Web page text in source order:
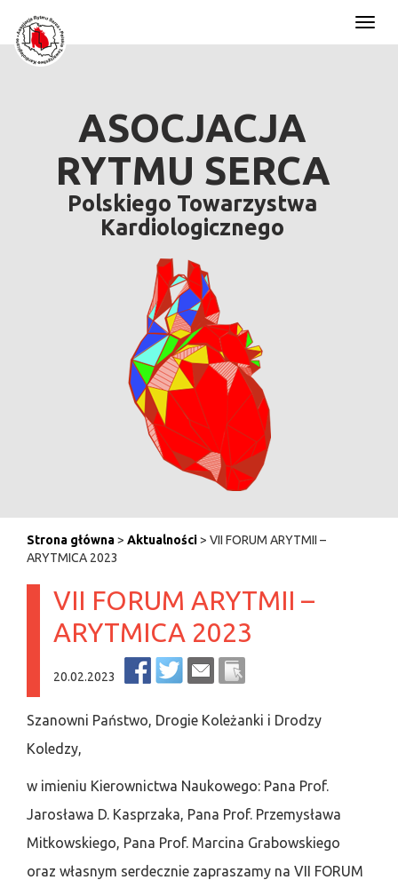
ASOCJACJA
RYTMU SERCA
Polskiego Towarzystwa
Kardiologicznego
Strona główna> Aktualności> VII FORUM ARYTMII –
ARYTMICA 2023
VII FORUM ARYTMII –
ARYTMICA 2023
20.02.2023
Szanowni Państwo, Drogie Koleżanki i Drodzy
Koledzy,
w imieniu Kierownictwa Naukowego: Pana Prof.
Jarosława D. Kasprzaka, Pana Prof. Przemysława
Mitkowskiego, Pana Prof. Marcina Grabowskiego
oraz własnym serdecznie zapraszamy na VII FORUM